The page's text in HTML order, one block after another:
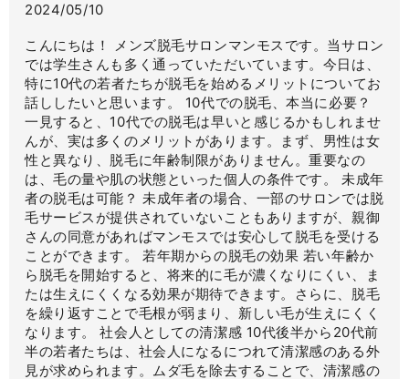
2024/05/10
こんにちは！ メンズ脱毛サロンマンモスです。当サロン
では学生さんも多く通っていただいています。今日は、
特に10代の若者たちが脱毛を始めるメリットについてお
話ししたいと思います。 10代での脱毛、本当に必要？
一見すると、10代での脱毛は早いと感じるかもしれませ
んが、実は多くのメリットがあります。まず、男性は女
性と異なり、脱毛に年齢制限がありません。重要なの
は、毛の量や肌の状態といった個人の条件です。 未成年
者の脱毛は可能？ 未成年者の場合、一部のサロンでは脱
毛サービスが提供されていないこともありますが、親御
さんの同意があればマンモスでは安心して脱毛を受ける
ことができます。 若年期からの脱毛の効果 若い年齢か
ら脱毛を開始すると、将来的に毛が濃くなりにくい、ま
たは生えにくくなる効果が期待できます。さらに、脱毛
を繰り返すことで毛根が弱まり、新しい毛が生えにくく
なります。 社会人としての清潔感 10代後半から20代前
半の若者たちは、社会人になるにつれて清潔感のある外
見が求められます。ムダ毛を除去することで、清潔感の